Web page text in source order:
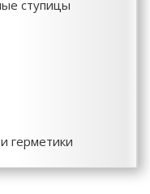
ступицы
герметики